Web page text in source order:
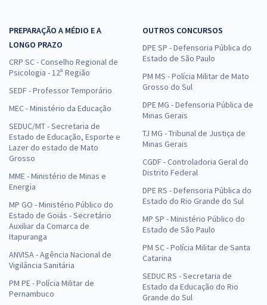
PREPARAÇÃO A MÉDIO E A
LONGO PRAZO
CRP SC - Conselho Regional de
Psicologia - 12ª Região
SEDF - Professor Temporário
MEC - Ministério da Educação
SEDUC/MT - Secretaria de
Estado de Educação, Esporte e
Lazer do estado de Mato
Grosso
MME - Ministério de Minas e
Energia
MP GO - Ministério Público do
Estado de Goiás - Secretário
Auxiliar da Comarca de
Itapuranga
ANVISA - Agência Nacional de
Vigilância Sanitária
PM PE - Polícia Militar de
Pernambuco
OUTROS CONCURSOS
DPE SP - Defensoria Pública do
Estado de São Paulo
PM MS - Polícia Militar de Mato
Grosso do Sul
DPE MG - Defensoria Pública de
Minas Gerais
TJ MG - Tribunal de Justiça de
Minas Gerais
CGDF - Controladoria Geral do
Distrito Federal
DPE RS - Defensoria Pública do
Estado do Rio Grande do Sul
MP SP - Ministério Público do
Estado de São Paulo
PM SC - Polícia Militar de Santa
Catarina
SEDUC RS - Secretaria de
Estado da Educação do Rio
Grande do Sul